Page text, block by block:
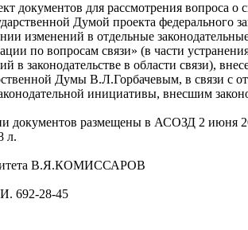
документов для рассмотрения вопроса о
Думой проекта федерального
изменений в отдельные
по вопросам связи» (в части
в законодательстве в области связи),
Думы В.Л.Горбачевым, в связи с
инициативы, внесшим
документов размещены в АСОЗД 2 июня
л.
В.Я.КОМИССАРОВ
692-28-45